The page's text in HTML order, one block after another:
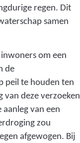
regen. Dit
samen
om een
de
peil te houden ten
deze verzoeken
van een
zou
afgewogen. Bij